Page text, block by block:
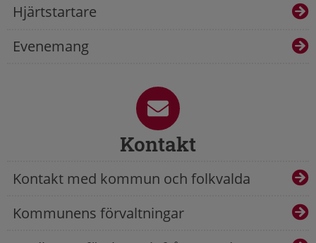
Hjärtstartare
Evenemang
Kontakt
Kontakt med kommun och folkvalda
Kommunens förvaltningar